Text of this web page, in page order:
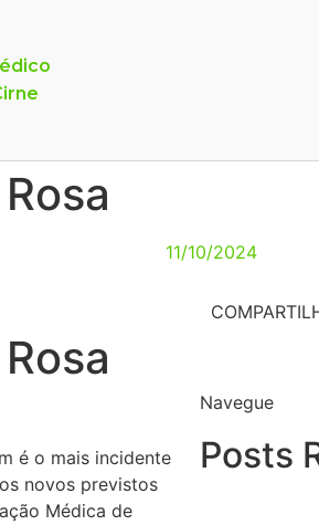
11/10/2024
é o mais incidente
novos previstos
Médica de
Navegue
Posts